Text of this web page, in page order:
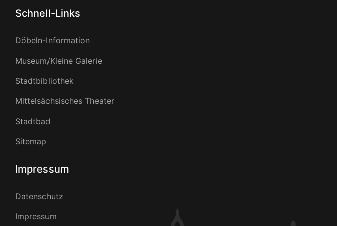
Schnell-Links
Döbeln-Information
Museum/Kleine Galerie
Stadtbibliothek
Mittelsächsisches Theater
Stadtbad
Sitemap
Impressum
Datenschutz
Impressum